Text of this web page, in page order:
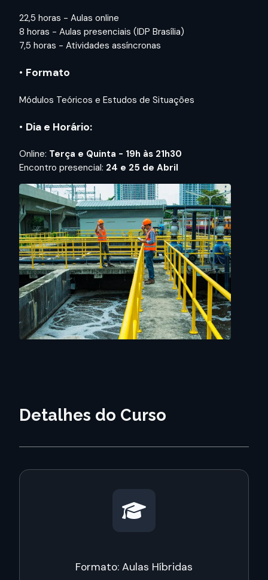
22,5 horas - Aulas online
8 horas - Aulas presenciais (IDP Brasília)
7,5 horas - Atividades assíncronas
• Formato
Módulos Teóricos e Estudos de Situações
• Dia e Horário:
Online: Terça e Quinta - 19h às 21h30
Encontro presencial: 24 e 25 de Abril
Detalhes do Curso
Formato: Aulas Híbridas